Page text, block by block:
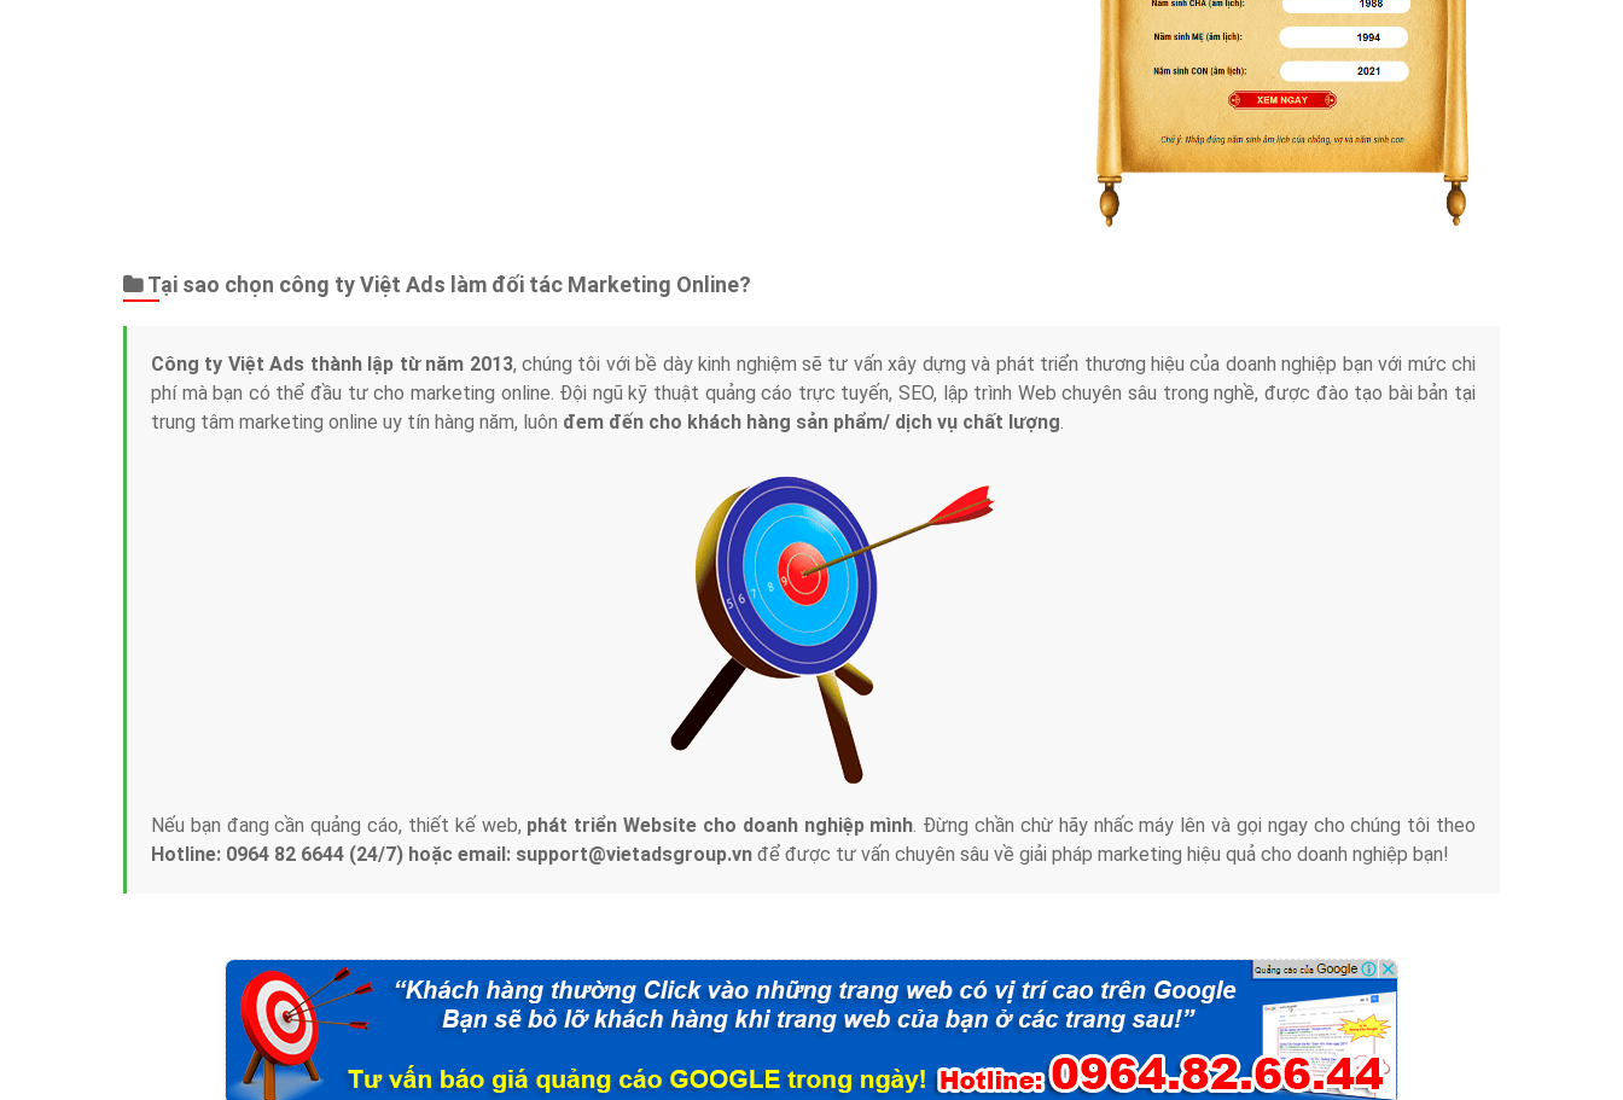
Tại sao chọn công ty Việt Ads làm đối tác Marketing Online?
Công ty Việt Ads thành lập từ năm 2013, chúng tôi với bề dày kinh nghiệm sẽ tư vấn xây dựng và phát triển thương hiệu của doanh nghiệp bạn với mức chi
phí mà bạn có thể đầu tư cho marketing online. Đội ngũ kỹ thuật quảng cáo trực tuyến, SEO, lập trình Web chuyên sâu trong nghề, được đào tạo bài bản tại
trung tâm marketing online uy tín hàng năm, luôn đem đến cho khách hàng sản phẩm/ dịch vụ chất lượng
Nếu bạn đang cần quảng cáo, thiết kế web, phát triển Website cho doanh nghiệp mình . Đừng chần chừ hãy nhấc máy lên và gọi ngay cho chúng tôi theo
Hotline: 0964 82 6644 (24/7) hoặc email: support@vietadsgroup.vn để được tư vấn chuyên sâu về giải pháp marketing hiệu quả cho doanh nghiệp bạn!